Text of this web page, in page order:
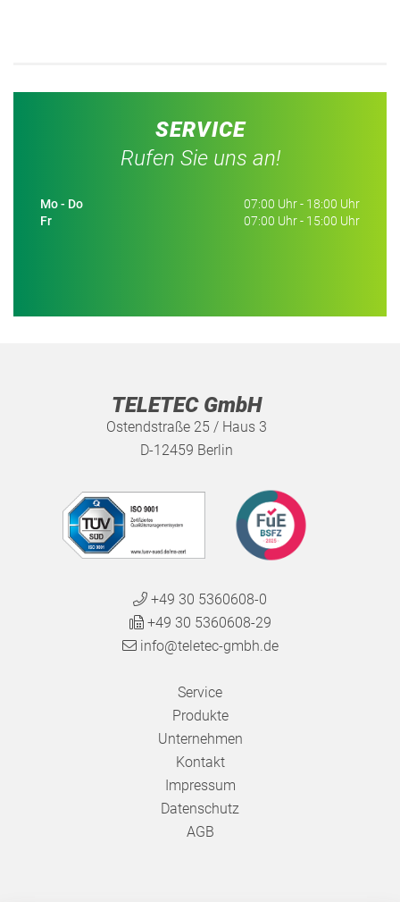
SERVICE
Rufen Sie uns an!
Mo - Do
07:00 Uhr - 18:00 Uhr
Fr
07:00 Uhr - 15:00 Uhr
TELETEC GmbH
Ostendstraße 25 / Haus 3
D-12459 Berlin
+49 30 5360608-0
+49 30 5360608-29
info@teletec-gmbh.de
Service
Produkte
Unternehmen
Kontakt
Impressum
Datenschutz
AGB